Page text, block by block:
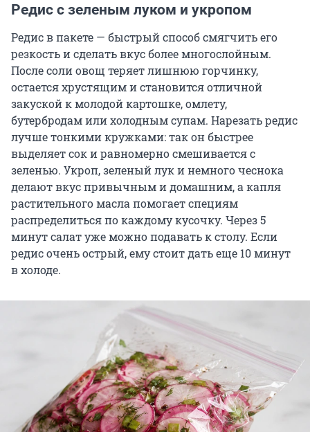
Редис с зеленым луком и укропом
Редис в пакете — быстрый способ смягчить его
резкость и сделать вкус более многослойным.
После соли овощ теряет лишнюю горчинку,
остается хрустящим и становится отличной
закуской к молодой картошке, омлету,
бутербродам или холодным супам. Нарезать редис
лучше тонкими кружками: так он быстрее
выделяет сок и равномерно смешивается с
зеленью. Укроп, зеленый лук и немного чеснока
делают вкус привычным и домашним, а капля
растительного масла помогает специям
распределиться по каждому кусочку. Через 5
минут салат уже можно подавать к столу. Если
редис очень острый, ему стоит дать еще 10 минут
в холоде.